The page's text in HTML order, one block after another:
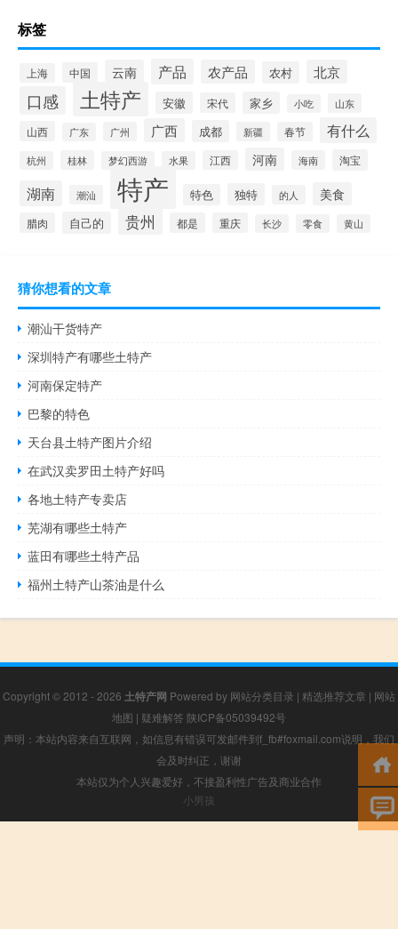
标签
上海 中国 云南 产品 农产品 农村 北京
口感 土特产 安徽 宋代 家乡 小吃 山东
山西 广东 广州 广西 成都 新疆 春节 有什么
杭州 桂林 梦幻西游 水果 江西 河南 海南 淘宝
湖南 潮汕 特产 特色 独特 的人 美食
腊肉 自己的 贵州 都是 重庆 长沙 零食 黄山
猜你想看的文章
潮汕干货特产
深圳特产有哪些土特产
河南保定特产
巴黎的特色
天台县土特产图片介绍
在武汉卖罗田土特产好吗
各地土特产专卖店
芜湖有哪些土特产
蓝田有哪些土特产品
福州土特产山茶油是什么
Copyright © 2012 - 2026 土特产网 Powered by 网站分类目录 | 精选推荐文章 | 网站
地图 | 疑难解答 陕ICP备05039492号
声明：本站内容来自互联网，如信息有错误可发邮件到f_fb#foxmail.com说明，我们
会及时纠正，谢谢
本站仅为个人兴趣爱好，不接盈利性广告及商业合作
小男孩